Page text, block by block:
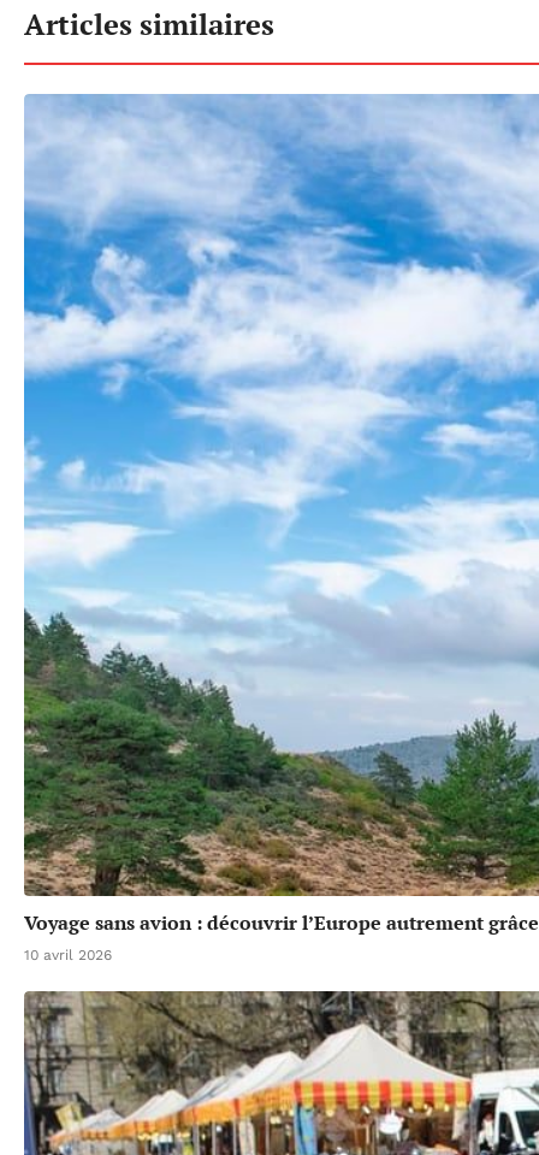
Articles similaires
Voyage sans avion : découvrir l’Europe autrement
10 avril 2026